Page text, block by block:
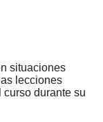
situaciones
lecciones
durante su